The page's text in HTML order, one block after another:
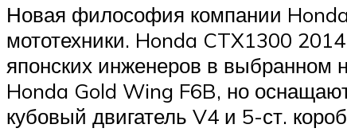
Новая философия компании
мототехники. Honda CTX1300
японских инженеров в выбранном
Honda Gold Wing F6B, но
кубовый двигатель V4 и 5-ст.